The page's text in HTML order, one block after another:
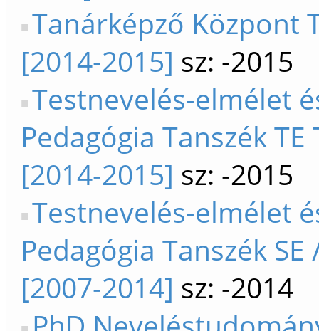
Tanárképző Központ
[2014-2015] sz: -2015
Testnevelés-elmélet
Pedagógia Tanszék TE
[2014-2015] sz: -2015
Testnevelés-elmélet
Pedagógia Tanszék SE
[2007-2014] sz: -2014